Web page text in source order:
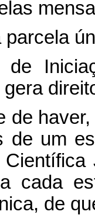
parcela
de
de um
cada
de